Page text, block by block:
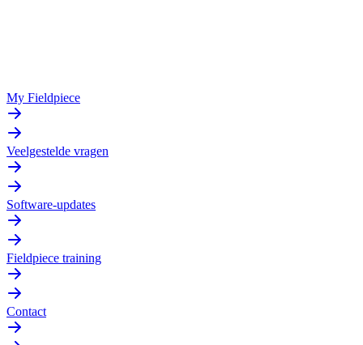
My Fieldpiece
Veelgestelde vragen
Software-updates
Fieldpiece training
Contact